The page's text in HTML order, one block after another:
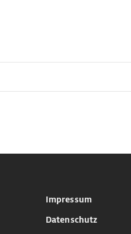
Impressum
Datenschutz